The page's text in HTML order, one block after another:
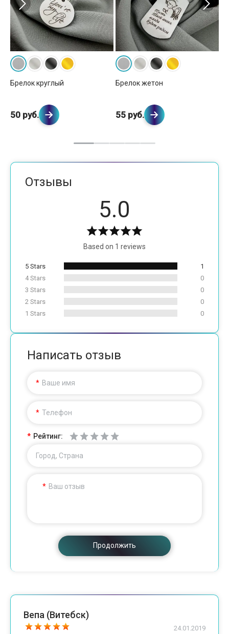
Брелок круглый
50 руб.
Брелок жетон
55 руб.
Отзывы
5.0
Based on 1 reviews
5 Stars
1
4 Stars
0
3 Stars
0
2 Stars
0
1 Stars
0
Написать отзыв
Ваше имя
Телефон
Рейтинг:
Город, Страна
Ваш отзыв
Продолжить
Вепа (Витебск)
24.01.2019